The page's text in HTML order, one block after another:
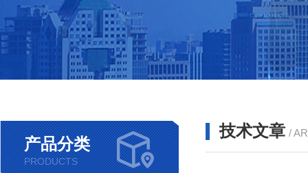
产品分类
PRODUCTS
技术文章 /